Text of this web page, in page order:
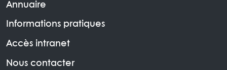
Annuaire
Informations pratiques
Accès intranet
Nous contacter